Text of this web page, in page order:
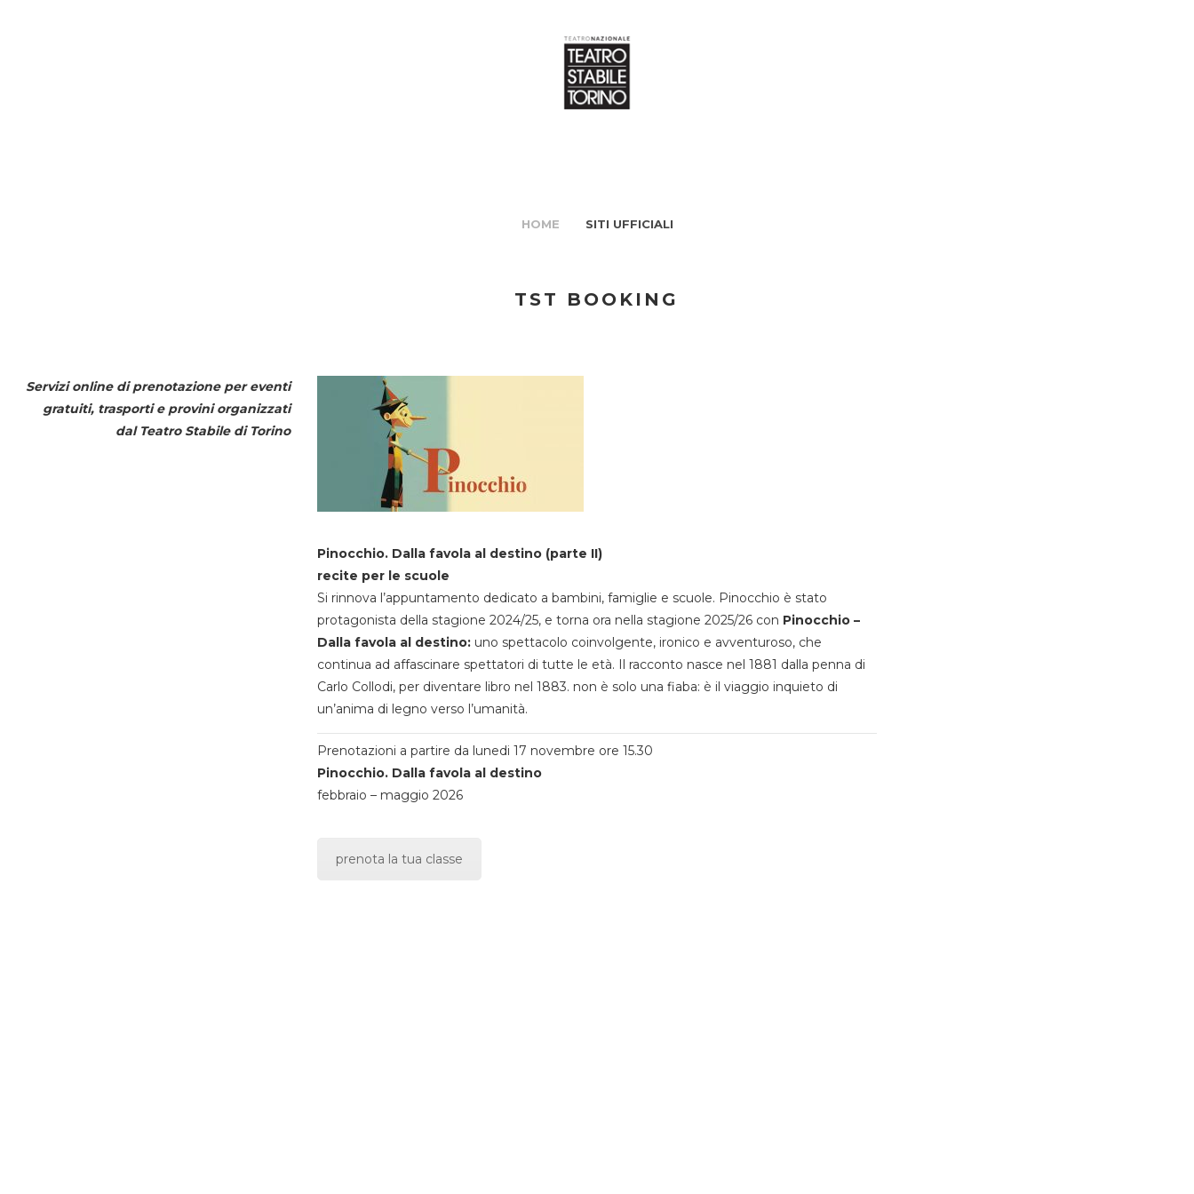
HOME SITI UFFICIALI
TST BOOKING
Servizi online di prenotazione per eventi
gratuiti, trasporti e provini organizzati
dal Teatro Stabile di Torino
Pinocchio. Dalla favola al destino (parte II)
recite per le scuole
Si rinnova l’appuntamento dedicato a bambini, famiglie e scuole. Pinocchio è stato
protagonista della stagione 2024/25, e torna ora nella stagione 2025/26 con Pinocchio –
Dalla favola al destino:uno spettacolo coinvolgente, ironico e avventuroso, che
continua ad affascinare spettatori di tutte le età. Il racconto nasce nel 1881 dalla penna di
Carlo Collodi, per diventare libro nel 1883. non è solo una fiaba: è il viaggio inquieto di
un’anima di legno verso l’umanità.
Prenotazioni a partire da lunedi 17 novembre ore 15.30
Pinocchio. Dalla favola al destino
febbraio – maggio 2026
prenota la tua classe